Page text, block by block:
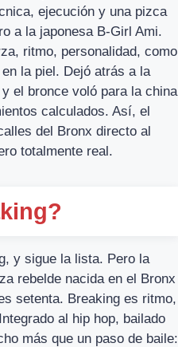
ejecución y una pizca
a la japonesa B-Girl Ami.
ritmo, personalidad, como
la piel. Dejó atrás a la
el bronce voló para la china
calculados. Así, el
del Bronx directo al
totalmente real.
y sigue la lista. Pero la
rebelde nacida en el Bronx
setenta. Breaking es ritmo,
al hip hop, bailado
más que un paso de baile: